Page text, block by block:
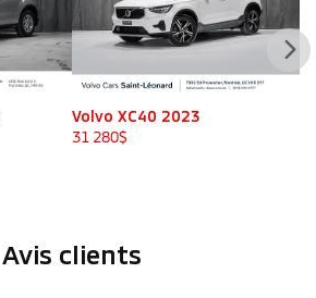
Volvo XC40 2023
31 280$
Avis clients